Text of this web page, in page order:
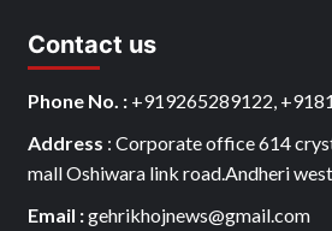
Contact us
Phone No. : +919265289122,
Address : Corporate office 614
mall Oshiwara link road.Andheri
Email :gehrikhojnews@gmail.com